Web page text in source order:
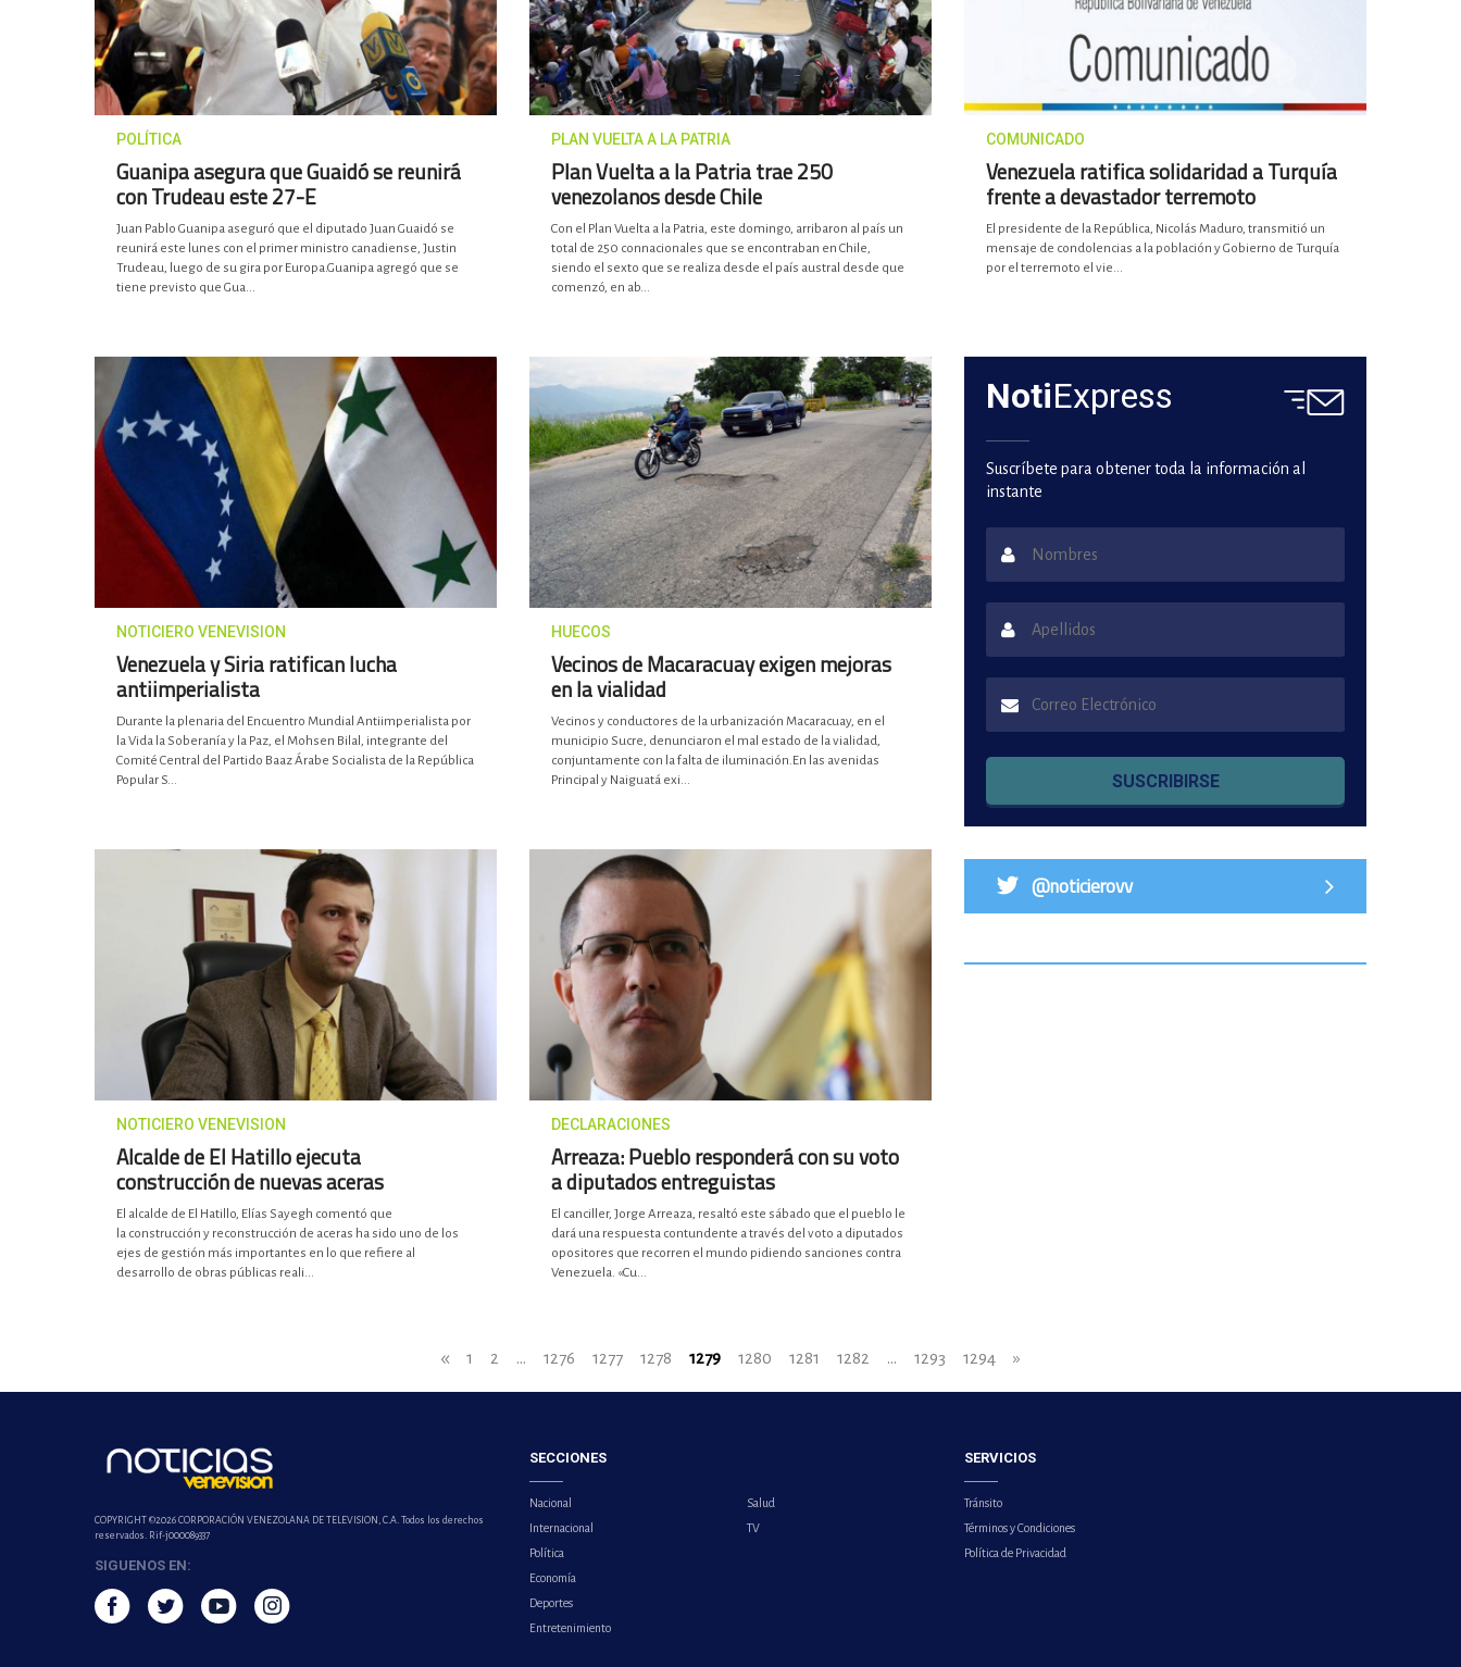
POLÍTICA
Guanipa asegura que Guaidó se reunirá
con Trudeau este 27-E
Juan Pablo Guanipa aseguró que el diputado Juan Guaidó se
reunirá este lunes con el primer ministro canadiense, Justin
Trudeau, luego de su gira por Europa.Guanipa agregó que se
tiene previsto que Gua...
PLAN VUELTA A LA PATRIA
Plan Vuelta a la Patria trae 250
venezolanos desde Chile
Con el Plan Vuelta a la Patria, este domingo, arribaron al país un
total de 250 connacionales que se encontraban en Chile,
siendo el sexto que se realiza desde el país austral desde que
comenzó, en ab...
COMUNICADO
Venezuela ratifica solidaridad a Turquía
frente a devastador terremoto
El presidente de la República, Nicolás Maduro, transmitió un
mensaje de condolencias a la población y Gobierno de Turquía
por el terremoto el vie...
NOTICIERO VENEVISION
Venezuela y Siria ratifican lucha
antiimperialista
Durante la plenaria del Encuentro Mundial Antiimperialista por
la Vida la Soberanía y la Paz, el Mohsen Bilal, integrante del
Comité Central del Partido Baaz Árabe Socialista de la República
Popular S...
HUECOS
Vecinos de Macaracuay exigen mejoras
en la vialidad
Vecinos y conductores de la urbanización Macaracuay, en el
municipio Sucre, denunciaron el mal estado de la vialidad,
conjuntamente con la falta de iluminación.En las avenidas
Principal y Naiguatá exi...
NOTICIERO VENEVISION
Alcalde de El Hatillo ejecuta
construcción de nuevas aceras
El alcalde de El Hatillo, Elías Sayegh comentó que
la construcción y reconstrucción de aceras ha sido uno de los
ejes de gestión más importantes en lo que refiere al
desarrollo de obras públicas reali...
DECLARACIONES
Arreaza: Pueblo responderá con su voto
a diputados entreguistas
El canciller, Jorge Arreaza, resaltó este sábado que el pueblo le
dará una respuesta contundente a través del voto a diputados
opositores que recorren el mundo pidiendo sanciones contra
Venezuela. «Cu...
NotiExpress
Suscríbete para obtener toda la información al
instante
SUSCRIBIRSE
@noticierovv
« 1 2 ... 1276 1277 1278 1279 1280 1281 1282 ... 1293 1294 »
COPYRIGHT ©2026 CORPORACIÓN VENEZOLANA DE TELEVISION, C.A. Todos los derechos
reservados. Rif-j000089337
SIGUENOS EN:
SECCIONES
Nacional
Internacional
Política
Economía
Deportes
Entretenimiento
Salud
TV
SERVICIOS
Tránsito
Términos y Condiciones
Política de Privacidad